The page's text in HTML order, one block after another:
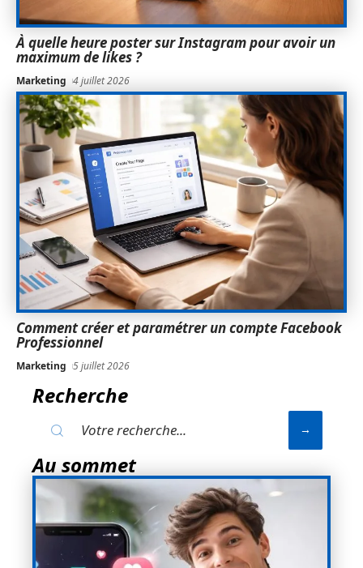
À quelle heure poster sur Instagram pour avoir un
maximum de likes ?
Marketing 4 juillet 2026
Comment créer et paramétrer un compte Facebook
Professionnel
Marketing 5 juillet 2026
Recherche
Au sommet